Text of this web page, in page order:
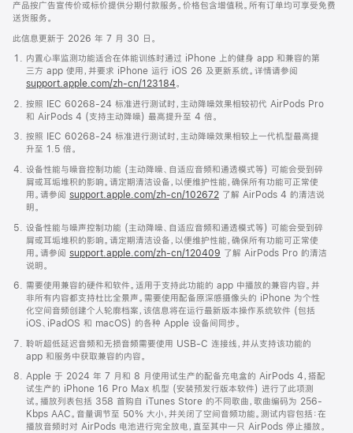
产品按广告宣传价或标价提供分期付款服务。价格包含增值税。所有订单均可享受免费
送货服务。
此信息更新于 2026 年 7 月 30 日。
内置心率监测功能适合在体能训练时通过 iPhone 上的健身 app 和兼容的第
三方 app 使用，并要求 iPhone 运行 iOS 26 及更新系统。详情请参阅
support.apple.com/zh-cn/123184。
按照 IEC 60268-24 标准进行测试时，主动降噪效果相较初代 AirPods Pro
和 AirPods 4 (支持主动降噪) 最高提升至 4 倍。
按照 IEC 60268-24 标准进行测试时，主动降噪效果相较上一代机型最高提
升至 1.5 倍。
设备性能与噪音控制功能 (主动降噪、自适应音频和通透模式等) 可能会受到碎
屑或耳垢堆积的影响。请定期清洁设备，以便维护性能，确保所有功能可正常使
用。请参阅 support.apple.com/zh-cn/102672 了解 AirPods 4 的清洁说
明。
设备性能与噪声控制功能 (主动降噪、自适应音频和通透模式等) 可能会受到碎
屑或耳垢堆积的影响。请定期清洁设备，以便维护性能，确保所有功能可正常使
用。请参阅 support.apple.com/zh-cn/120409 了解 AirPods Pro 的清洁
说明。
需要使用兼容的硬件和软件。适用于支持此功能的 app 中播放的兼容内容。并
非所有内容都支持杜比全景声。需要使用配备原深感摄像头的 iPhone 为个性
化空间音频创建个人轮廓档案，该信息将在运行最新版本操作系统软件 (包括
iOS、iPadOS 和 macOS) 的各种 Apple 设备间同步。
聆听超低延迟音频和无损音频需要使用 USB-C 连接线，并从支持该功能的
app 和服务中获取兼容的内容。
Apple 于 2024 年 7 月和 8 月使用试生产的配备充电盒的 AirPods 4，搭配
试生产的 iPhone 16 Pro Max 机型 (安装预发行版本软件) 进行了此项测
试。播放列表包括 358 首购自 iTunes Store 的不同歌曲，歌曲编码为 256-
Kbps AAC。音量调节至 50% 大小，并关闭了空间音频功能。测试内容包括：在
播放音频时对 AirPods 电池进行完全放电，直至其中一只 AirPods 停止播放。